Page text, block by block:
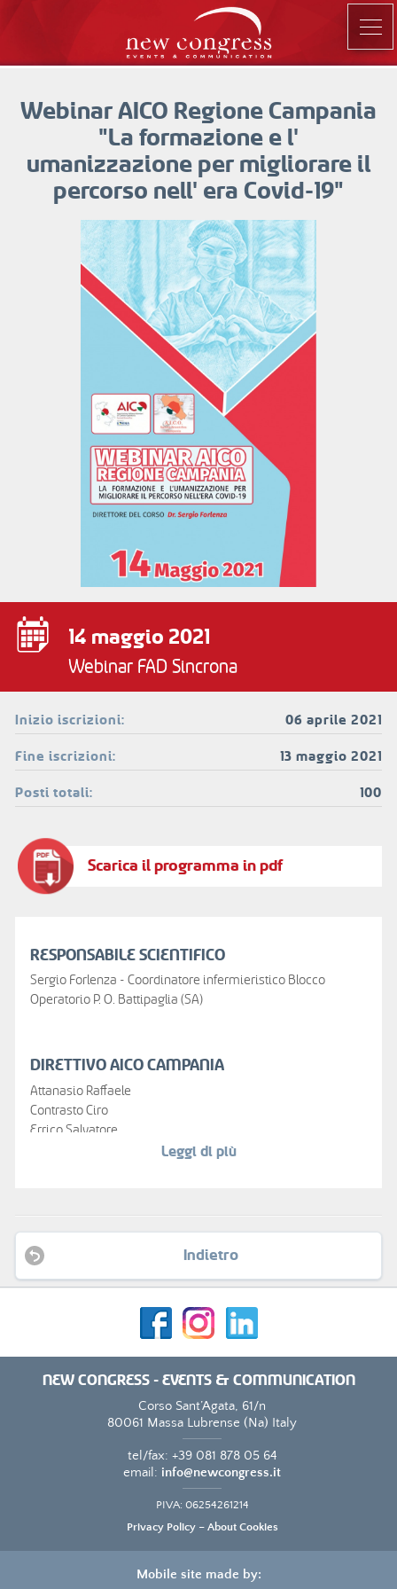
Webinar AICO Regione Campania
"La formazione e l'
umanizzazione per migliorare il
percorso nell' era Covid-19"
14 maggio 2021
Webinar FAD Sincrona
Inizio iscrizioni: 06 aprile 2021
Fine iscrizioni: 13 maggio 2021
Posti totali: 100
Scarica il programma in pdf
RESPONSABILE SCIENTIFICO
Sergio Forlenza - Coordinatore infermieristico Blocco
Operatorio P. O. Battipaglia (SA)
DIRETTIVO AICO CAMPANIA
Attanasio Raffaele
Contrasto Ciro
Errico Salvatore
Ventre Velia
ECM - Educazione Continua in Medicina
L' evento FAD è accreditato secondo il Programma di
Educazione Continua in Medicina ECM e sono stati
assegnati n. 4,5 crediti formativi ECM, per un massimo di 100
Infermiere ed Ostetrica.
SOCIO AICO IN REGOLA 2021 gratuita
NON SOCIO € 35,00 (da bonificare ad AICO)
Scientifica AICO anno 2021
Leggi di più
Indietro
NEW CONGRESS - EVENTS & COMMUNICATION
Corso Sant’Agata, 61/n
80061 Massa Lubrense (Na) Italy
tel/fax: +39 081 878 05 64
email: info@newcongress.it
PIVA: 06254261214
Privacy Policy– About Cookies
Mobile site made by: